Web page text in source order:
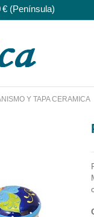
(Península)
Y TAPA CERAMICA